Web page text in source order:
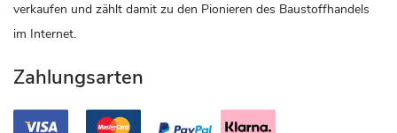
verkaufen und zählt damit zu den Pionieren des Baustoffhandels
im Internet.
Zahlungsarten